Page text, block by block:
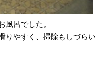
風呂でした。
やすく、掃除もしづら